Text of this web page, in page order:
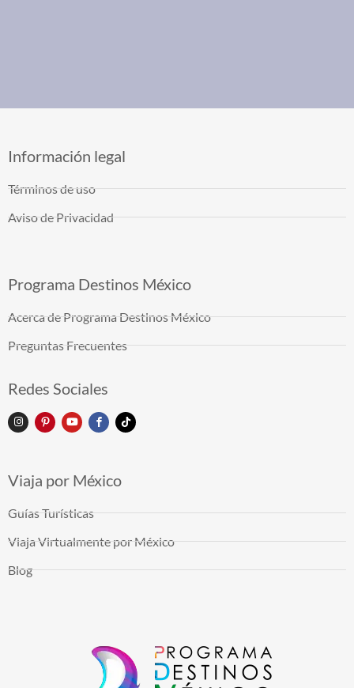
Información legal
Términos de uso
Aviso de Privacidad
Programa Destinos México
Acerca de Programa Destinos México
Preguntas Frecuentes
Redes Sociales
Viaja por México
Guías Turísticas
Viaja Virtualmente por México
Blog